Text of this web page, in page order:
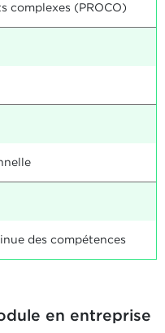
complexes (PROCO)
des compétences
en entreprise